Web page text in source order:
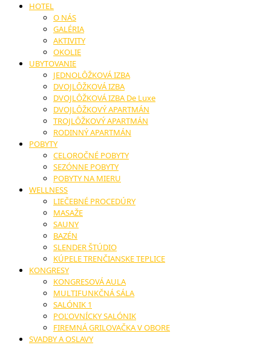
HOTEL
O NÁS
GALÉRIA
AKTIVITY
OKOLIE
UBYTOVANIE
JEDNOLÔŽKOVÁ IZBA
DVOJLÔŽKOVÁ IZBA
DVOJLÔŽKOVÁ IZBA De Luxe
DVOJLÔŽKOVÝ APARTMÁN
TROJLÔŽKOVÝ APARTMÁN
RODINNÝ APARTMÁN
POBYTY
CELOROČNÉ POBYTY
SEZÓNNE POBYTY
POBYTY NA MIERU
WELLNESS
LIEČEBNÉ PROCEDÚRY
MASAŽE
SAUNY
BAZÉN
SLENDER ŠTÚDIO
KÚPELE TRENČIANSKE TEPLICE
KONGRESY
KONGRESOVÁ AULA
MULTIFUNKČNÁ SÁLA
SALÓNIK 1
POĽOVNÍCKY SALÓNIK
FIREMNÁ GRILOVAČKA V OBORE
SVADBY A OSLAVY